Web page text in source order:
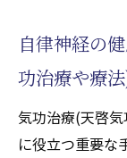
自律神経の
功治療や療
気功治療(天啓
に役立つ重要な